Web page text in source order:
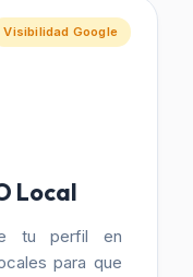
Visibilidad Google
Local
tu perfil en
para que